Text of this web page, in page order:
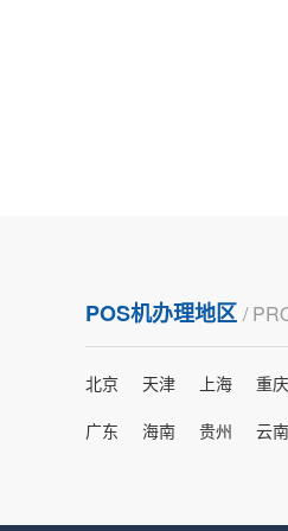
很满意！
POS机办理地区 /
北京 天津 上海 重庆
广东
海南 贵州 云南